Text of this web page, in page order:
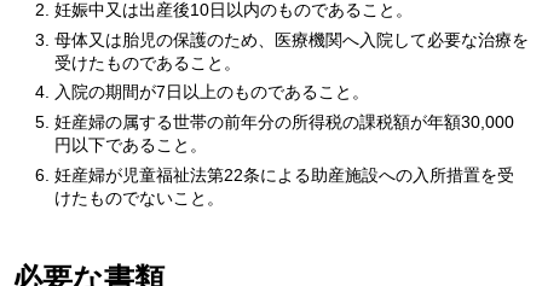
妊娠中又は出産後10日以内のものであること。
母体又は胎児の保護のため、医療機関へ入院して必要な治療を
受けたものであること。
入院の期間が7日以上のものであること。
妊産婦の属する世帯の前年分の所得税の課税額が年額30,000
円以下であること。
妊産婦が児童福祉法第22条による助産施設への入所措置を受
けたものでないこと。
必要な書類